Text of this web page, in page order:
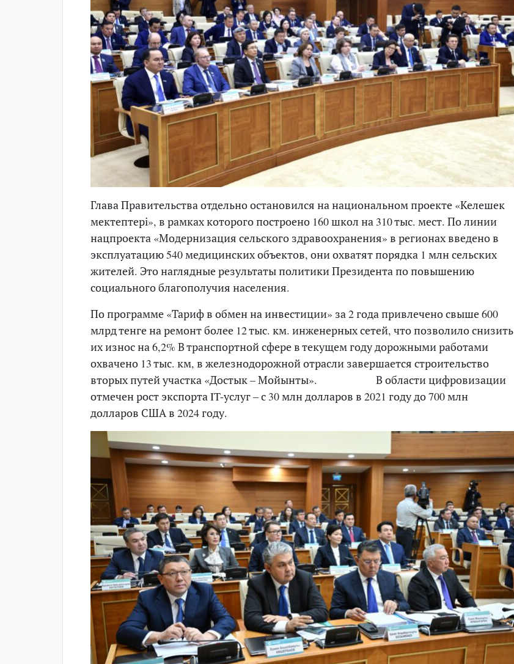
Глава Правительства отдельно остановился на национальном проекте «Келешек
мектептері», в рамках которого построено 160 школ на 310 тыс. мест. По линии
нацпроекта «Модернизация сельского здравоохранения» в регионах введено в
эксплуатацию 540 медицинских объектов, они охватят порядка 1 млн сельских
жителей. Это наглядные результаты политики Президента по повышению
социального благополучия населения.
По программе «Тариф в обмен на инвестиции» за 2 года привлечено свыше 600
млрд тенге на ремонт более 12 тыс. км. инженерных сетей, что позволило снизить
их износ на 6,2% В транспортной сфере в текущем году дорожными работами
охвачено 13 тыс. км, в железнодорожной отрасли завершается строительство
вторых путей участка «Достык – Мойынты». В области цифровизации
отмечен рост экспорта IT-услуг – с 30 млн долларов в 2021 году до 700 млн
долларов США в 2024 году.